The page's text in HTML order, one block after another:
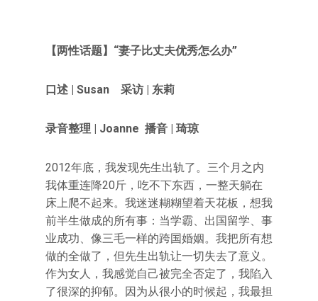
【两性话题】“妻子比丈夫优秀怎么办”
口述 | Susan 采访 | 东莉
录音整理 | Joanne 播音 | 琦琼
2012年底，我发现先生出轨了。三个月之内
我体重连降20斤，吃不下东西，一整天躺在
床上爬不起来。我迷迷糊糊望着天花板，想我
前半生做成的所有事：当学霸、出国留学、事
业成功、像三毛一样的跨国婚姻。我把所有想
做的全做了，但先生出轨让一切失去了意义。
作为女人，我感觉自己被完全否定了，我陷入
了很深的抑郁。因为从很小的时候起，我最担